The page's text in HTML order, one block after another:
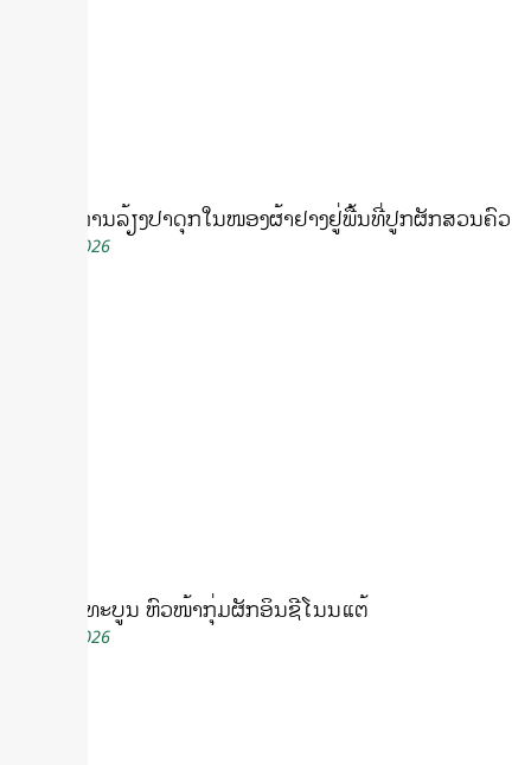
ເຕັກນິກການລ້ຽງປາດຸກໃນໜອງຜ້າຢາງຢູ່ພື້ນທີ່ປູກຜັກສວນຄົວ
July 16, 2026
ຄໍາພູ ພັນທະບູນ ຫົວໜ້າກຸ່ມຜັກອິນຊີໂນນແຕ້
July 10, 2026